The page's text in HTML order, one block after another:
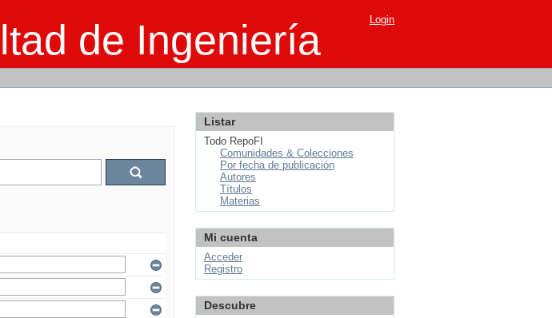
de Ingeniería Login
Listar
Todo RepoFI
Comunidades & Colecciones
Por fecha de publicación
Autores
Títulos
Materias
Mi cuenta
Acceder
Registro
Descubre